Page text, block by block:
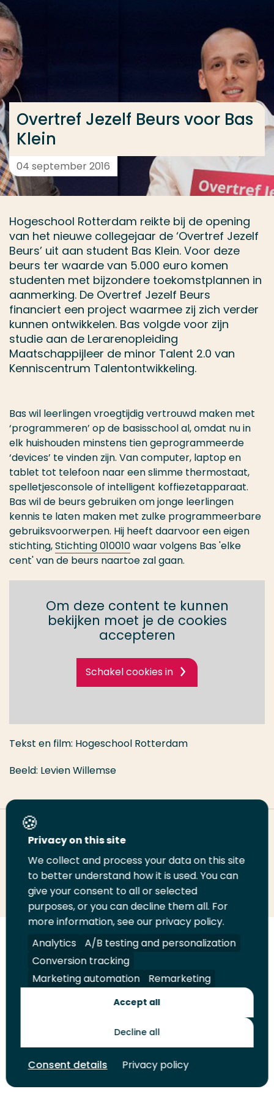
Ga direct naar de content
Overtref Jezelf Beurs voor Bas
Klein
04 september 2016
Hogeschool Rotterdam reikte bij de opening
van het nieuwe collegejaar de ‘Overtref Jezelf
Beurs’ uit aan student Bas Klein. Voor deze
beurs ter waarde van 5.000 euro komen
studenten met bijzondere toekomstplannen in
aanmerking. De Overtref Jezelf Beurs
financiert een project waarmee zij zich verder
kunnen ontwikkelen. Bas volgde voor zijn
studie aan de Lerarenopleiding
Maatschappijleer de minor Talent 2.0 van
Kenniscentrum Talentontwikkeling.
Bas wil leerlingen vroegtijdig vertrouwd maken met
‘programmeren’ op de basisschool al, omdat nu in
elk huishouden minstens tien geprogrammeerde
‘devices’ te vinden zijn. Van computer, laptop en
tablet tot telefoon naar een slimme thermostaat,
spelletjesconsole of intelligent koffiezetapparaat.
Bas wil de beurs gebruiken om jonge leerlingen
kennis te laten maken met zulke programmeerbare
gebruiksvoorwerpen. Hij heeft daarvoor een eigen
stichting,Stichting 010010waar volgens Bas 'elke
cent' van de beurs naartoe zal gaan.
Om deze content te kunnen
bekijken moet je de cookies
accepteren
Schakel cookies in
Tekst en film: Hogeschool Rotterdam
Beeld: Levien Willemse
Deel deze pagina
Deel
LinkedIn
Deel
op
Twitter
Deel
op
Facebook
Email
deze
pagina
Print
deze
pagina
Volg
ons
op
LinkedIn
Volg
ons
op
Facebook
Volg
ons
op
YouTube
Volg
ons
op
Instagram
Juridisch Security A-Z Index
Contact
Toekomstmakers
Veel gezocht
Opleiding
Contact
Privacy on this site
We collect and process your data on this site
to better understand how it is used. You can
give your consent to all or selected
purposes, or you can decline them all. For
more information, see our privacy policy.
Analytics
A/B testing and personalization
Conversion tracking
Marketing automation
Remarketing
Accept all
Decline all
Consent details Privacy policy